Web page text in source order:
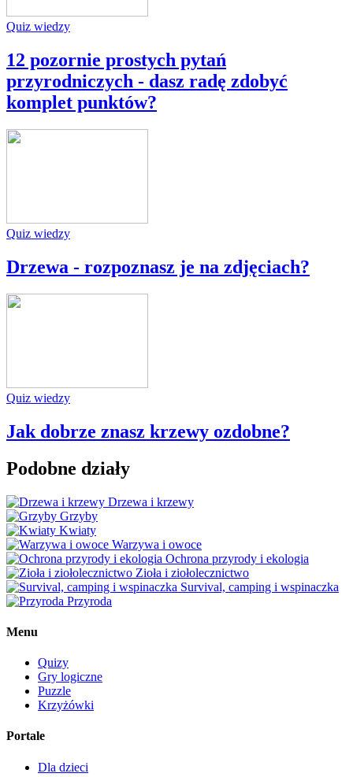
Quiz wiedzy
12 pozornie prostych pytań
przyrodniczych - dasz radę zdobyć
komplet punktów?
Quiz wiedzy
Drzewa - rozpoznasz je na zdjęciach?
Quiz wiedzy
Jak dobrze znasz krzewy ozdobne?
Podobne działy
Drzewa i krzewy
Grzyby
Kwiaty
Warzywa i owoce
Ochrona przyrody i ekologia
Zioła i ziołolecznictwo
Survival, camping i wspinaczka
Przyroda
Menu
Quizy
Gry logiczne
Puzzle
Krzyżówki
Portale
Dla dzieci